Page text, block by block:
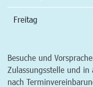
Freitag
Besuche und
Zulassungsstelle und
nach